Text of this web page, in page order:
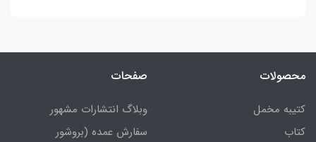
محصولات
کتیبه مخمل
کتاب
صفحات
وبلاگ انتشارات مشهور
سفارش عمده (بروشور